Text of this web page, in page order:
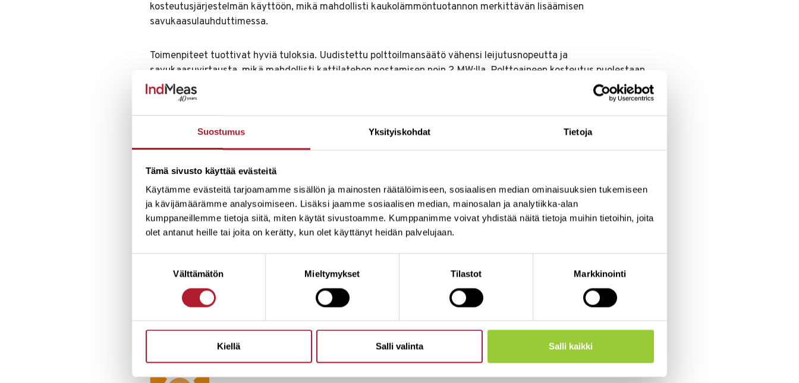
Suostumus Yksityiskohdat Tietoja
Tämä sivusto käyttää evästeitä
Käytämme evästeitä tarjoamamme sisällön ja mainosten räätälöimiseen, sosiaalisen median ominaisuuksien tukemiseen
ja kävijämäärämme analysoimiseen. Lisäksi jaamme sosiaalisen median, mainosalan ja analytiikka-alan
kumppaneillemme tietoja siitä, miten käytät sivustoamme. Kumppanimme voivat yhdistää näitä tietoja muihin tietoihin, joita
olet antanut heille tai joita on kerätty, kun olet käyttänyt heidän palvelujaan.
Välttämätön Mieltymykset Tilastot Markkinointi
Kiellä Salli valinta Salli kaikki
kosteutusjärjestelmän käyttöön, mikä mahdollisti kaukolämmöntuotannon merkittävän lisäämisen
savukaasulauhduttimessa.
Toimenpiteet tuottivat hyviä tuloksia. Uudistettu polttoilmansäätö vähensi leijutusnopeutta ja
savukaasuvirtausta, mikä mahdollisti kattilatehon nostamisen noin 2 MW:lla. Polttoaineen kosteutus puolestaan
lisäsi kaukolämmön tuotantoa savukaasulauhduttimessa ajoittain jopa 2 MW:lla.
Toimenpiteillä saavutettu kokonaissäästö oli noin 4,5 miljoonaa Ruotsin kruunua vuodessa.
“On ollut ilo tehdä yhteistyötä IndMeasin osaavan
henkilöstön kanssa, ja odotamme nyt innolla, että
pääsemme yhdessä optimoimaan myös toista
yhteistuotantolaitostamme, KVV1:tä”
Laitosinsinööri, Falu Energi & Vatten AB